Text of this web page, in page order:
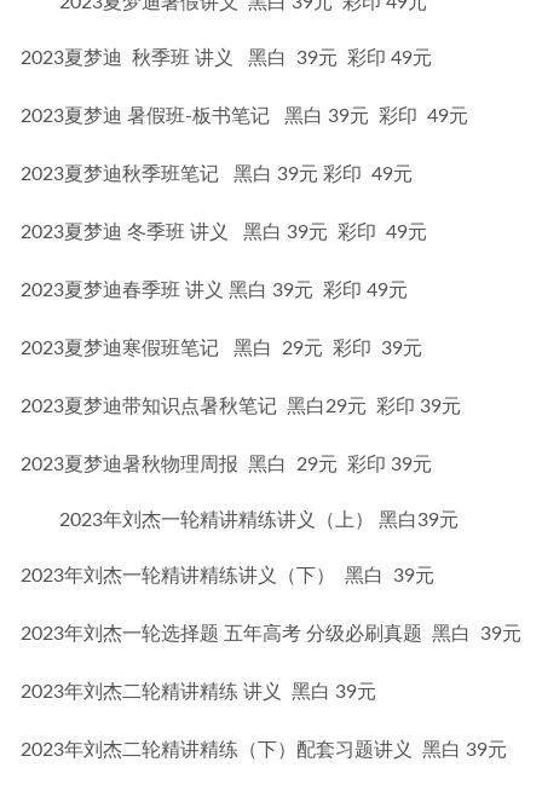
2023夏梦迪  秋季班 讲义   黑白  39元  彩印 49元
2023夏梦迪 暑假班-板书笔记   黑白 39元  彩印  49元
2023夏梦迪秋季班笔记   黑白 39元 彩印  49元
2023夏梦迪 冬季班 讲义   黑白 39元  彩印  49元
2023夏梦迪春季班 讲义 黑白 39元  彩印 49元
2023夏梦迪寒假班笔记   黑白  29元  彩印  39元
2023夏梦迪带知识点暑秋笔记  黑白29元  彩印 39元
2023夏梦迪暑秋物理周报  黑白  29元  彩印 39元
2023年刘杰一轮精讲精练讲义（上） 黑白39元
2023年刘杰一轮精讲精练讲义（下）  黑白  39元
2023年刘杰一轮选择题 五年高考 分级必刷真题  黑白  39元
2023年刘杰二轮精讲精练 讲义  黑白 39元
2023年刘杰二轮精讲精练（下）配套习题讲义  黑白 39元